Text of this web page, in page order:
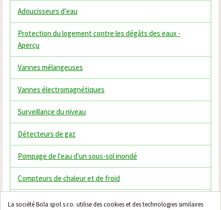
La société Bola spol s.r.o. utilise des cookies et des technologies similaires
Adoucisseurs d'eau
Protection du logement contre les dégâts des eaux -
Aperçu
Vannes mélangeuses
Vannes électromagnétiques
Surveillance du niveau
Détecteurs de gaz
Pompage de l'eau d'un sous-sol inondé
Compteurs de chaleur et de froid
Thermostats